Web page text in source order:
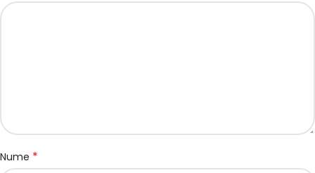
Nume *